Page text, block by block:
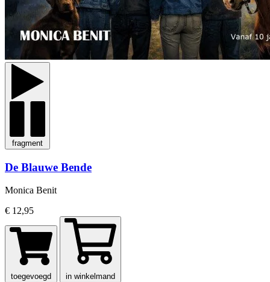
fragment
De Blauwe Bende
Monica Benit
€ 12,95
toegevoegd in winkelmand